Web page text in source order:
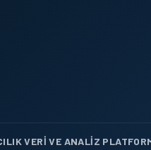
VERI VE ANALIZ